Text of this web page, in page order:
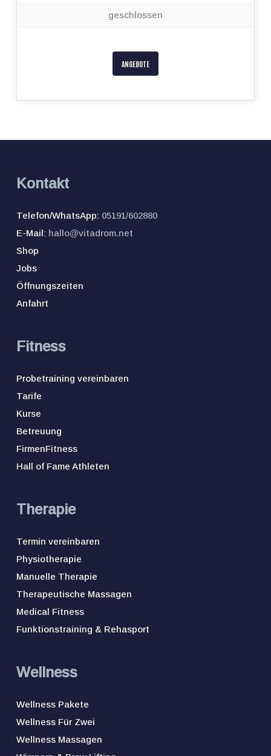
geschlossen
ANGEBOTE
Kontakt
Telefon/WhatsApp: 05191/602880
E-Mail: hallo@vitadrom.net
Shop
Jobs
Öffnungszeiten
Anfahrt
Fitness
Probetraining vereinbaren
Tarife
Kurse
Betreuung
FirmenFitness
Hall of Fame Athleten
Therapie
Termin vereinbaren
Physiotherapie
Manuelle Therapie
Therapeutische Massagen
Medical Fitness
Funktionstraining & Rehasport
Wellness
Wellness Pakete
Wellness Für Zwei
Wellness Massagen